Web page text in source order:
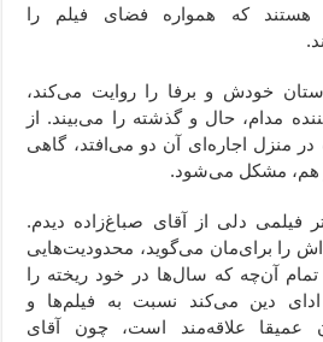
که همواره فضای فیلم را
خودش و برفا را روایت می‌کند،
مدام، حال و گذشته را می‌بیند. از
در منزل اجاره‌ای آن دو می‌افتد، گاهی
هم، مشکل می‌شود.
فیلمی دلی از آقای صباغ‌زاده دیدم.
را برای‌مان می‌گوید، محدودیت‌‌هایی
آن‌چه که سال‌ها در خود ریخته را
دین می‌کند نسبت به فیلم‌ها و
عمیقا علاقه‌مند است، چون آقای